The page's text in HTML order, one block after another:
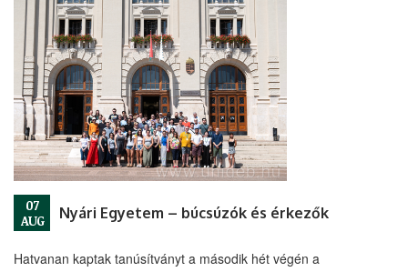
07
AUG
Nyári Egyetem – búcsúzók és érkezők
Hatvanan kaptak tanúsítványt a második hét végén a